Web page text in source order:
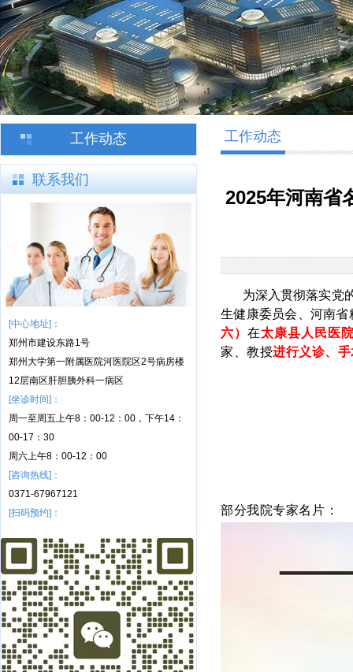
工作动态
联系我们
[中心地址]：
郑州市建设东路1号
郑州大学第一附属医院河医院区2号病房楼
12层南区肝胆胰外科一病区
[坐诊时间]：
周一至周五上午8：00-12：00，下午14：
00-17：30
周六上午8：00-12：00
[咨询热线]：
0371-67967121
[扫码预约]：
工作动态
2025年河南省
为深入贯彻落实党
生健康委员会、河南
六）在太康县人民医
家、教授进行义诊、
部分我院专家名片：